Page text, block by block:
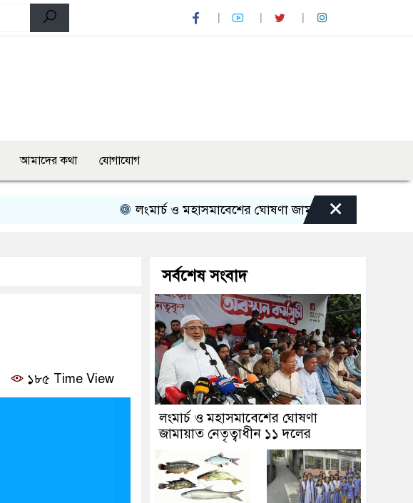
আমাদের কথা যোগাযোগ
লংমার্চ ও মহাসমাবেশের ঘোষণা জামায়াত নেতৃত্বাধীন ১১ দলের
×
১৮৫ Time View
সর্বশেষ সংবাদ
লংমার্চ ও মহাসমাবেশের ঘোষণা
জামায়াত নেতৃত্বাধীন ১১ দলের